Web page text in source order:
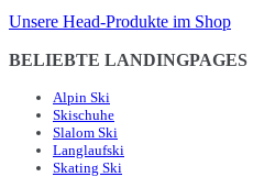
Unsere Head-Produkte im Shop
BELIEBTE LANDINGPAGES
Alpin Ski
Skischuhe
Slalom Ski
Langlaufski
Skating Ski